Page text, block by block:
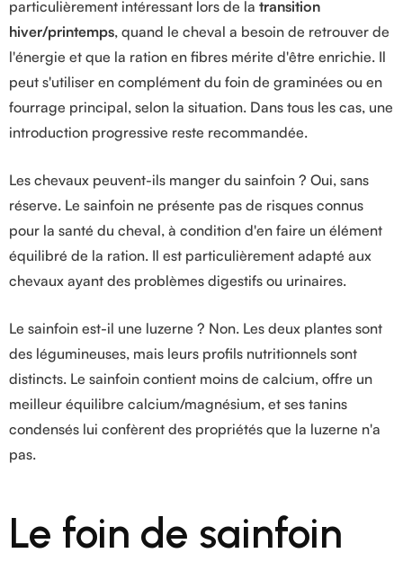
particulièrement intéressant lors de la transition
hiver/printemps, quand le cheval a besoin de retrouver de
l'énergie et que la ration en fibres mérite d'être enrichie. Il
peut s'utiliser en complément du foin de graminées ou en
fourrage principal, selon la situation. Dans tous les cas, une
introduction progressive reste recommandée.
Les chevaux peuvent-ils manger du sainfoin ? Oui, sans
réserve. Le sainfoin ne présente pas de risques connus
pour la santé du cheval, à condition d'en faire un élément
équilibré de la ration. Il est particulièrement adapté aux
chevaux ayant des problèmes digestifs ou urinaires.
Le sainfoin est-il une luzerne ? Non. Les deux plantes sont
des légumineuses, mais leurs profils nutritionnels sont
distincts. Le sainfoin contient moins de calcium, offre un
meilleur équilibre calcium/magnésium, et ses tanins
condensés lui confèrent des propriétés que la luzerne n'a
pas.
Le foin de sainfoin